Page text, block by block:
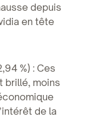
depuis
en tête
%) : Ces
brillé, moins
de la